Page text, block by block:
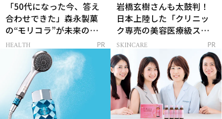
「50代になった今、答え
合わせできた」森永製菓
の“モリコラ”が未来のキ
レイを連れてくる！
HEALTH PR
岩橋玄樹さんも太鼓判！
日本上陸した「クリニッ
ク専売の美容医療級スキ
ンケア」
SKINCARE PR